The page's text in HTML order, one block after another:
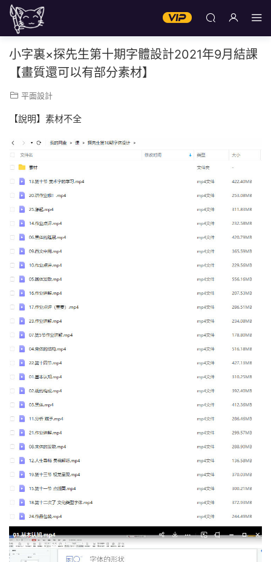
小字裏×探先生第十期字體設計2021年9月結課
【畫質還可以有部分素材】
平面設計
【說明】素材不全